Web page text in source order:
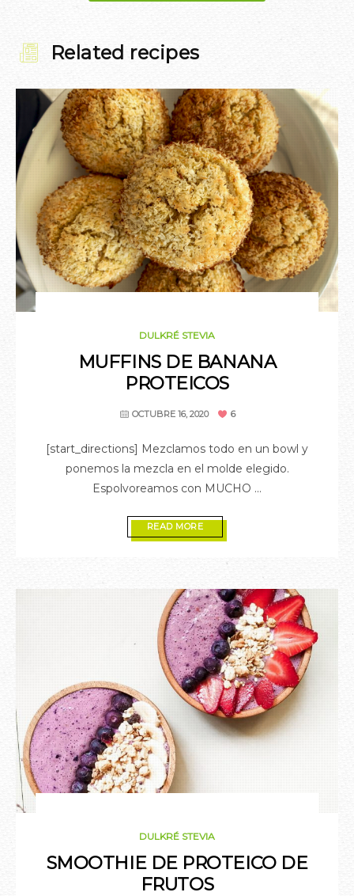
Related recipes
DULKRÉ STEVIA
MUFFINS DE BANANA
PROTEICOS
OCTUBRE 16, 2020 6
[start_directions] Mezclamos todo en un bowl y
ponemos la mezcla en el molde elegido.
Espolvoreamos con MUCHO ...
READ MORE
DULKRÉ STEVIA
SMOOTHIE DE PROTEICO DE
FRUTOS